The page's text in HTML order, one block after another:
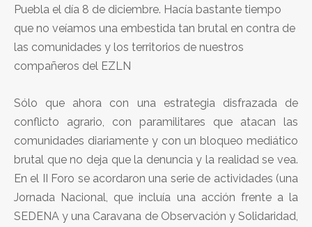
Puebla el día 8 de diciembre. Hacía bastante tiempo
que no veíamos una embestida tan brutal en contra de
las comunidades y los territorios de nuestros
compañeros del EZLN
Sólo que ahora con una estrategia disfrazada de
conflicto agrario, con paramilitares que atacan las
comunidades diariamente y con un bloqueo mediático
brutal que no deja que la denuncia y la realidad se vea.
En el II Foro se acordaron una serie de actividades (una
Jornada Nacional, que incluía una acción frente a la
SEDENA y una Caravana de Observación y Solidaridad,